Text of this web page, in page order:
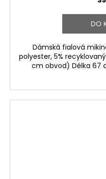
DO
Dámská fialová
polyester, 5%
cm obvod) Délka 67